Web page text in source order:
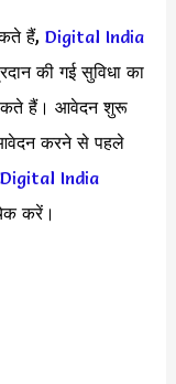
हैं, Digital India
की गई सुविधा का
हैं। आवेदन शुरू
करने से पहले
Digital India
करें।